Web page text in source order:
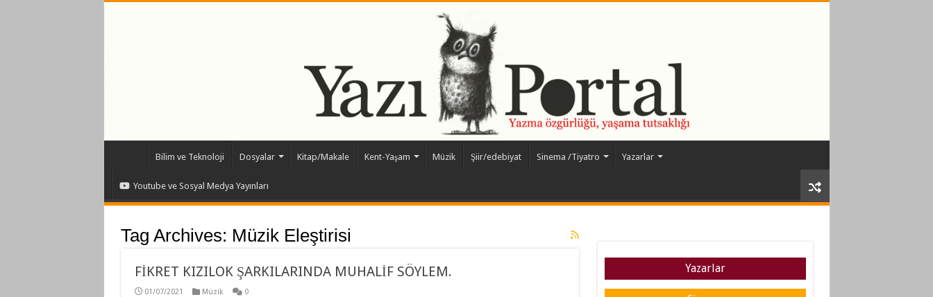
Bilim ve Teknoloji Dosyalar Kitap/Makale Kent-Yaşam Müzik Şiir/edebiyat Sinema /Tiyatro Yazarlar
Youtube ve Sosyal Medya Yayınları
Tag Archives: Müzik Eleştirisi
FİKRET KIZILOK ŞARKILARINDA MUHALİF SÖYLEM.
01/07/2021 Müzik 0
Yazarlar